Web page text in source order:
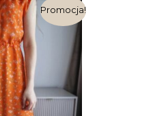
Promocja!
Pierwotna
cena
wynosiła:
69,99 zł.
Aktualna
cena
wynosi:
49,99 zł.